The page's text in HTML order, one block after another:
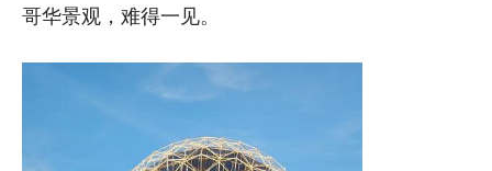
哥华景观，难得一见。